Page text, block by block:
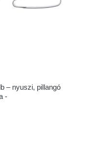
– nyuszi, pillangó
-